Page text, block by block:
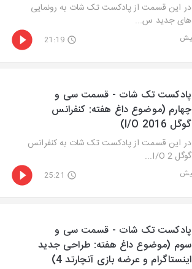
در این قسمت از پادکست تک شات به رونمایی
های جدید س...
21:19
پادکست تک شات - قسمت سی و
چهارم (موضوع داغ هفته: کنفرانس
گوگل I/O 2016)
در این قسمت از پادکست تک شات به کنفرانس
گوگل I/O 2...
25:21
پادکست تک شات - قسمت سی و
سوم (موضوع داغ هفته: طراحی جدید
اینستاگرام و عرضه بازی آنچارتد 4)